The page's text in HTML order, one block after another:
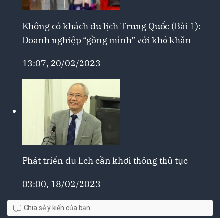
Không có khách du lịch Trung Quốc (Bài 1):
Doanh nghiệp “gồng mình” với khó khăn
13:07, 20/02/2023
Phát triển du lịch cần khơi thông thủ tục
03:00, 18/02/2023
Chia sẻ ý kiến của bạn